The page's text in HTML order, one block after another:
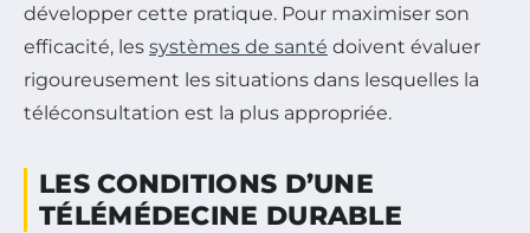
développer cette pratique. Pour maximiser son
efficacité, les systèmes de santé doivent évaluer
rigoureusement les situations dans lesquelles la
téléconsultation est la plus appropriée.
LES CONDITIONS D’UNE
TÉLÉMÉDECINE DURABLE